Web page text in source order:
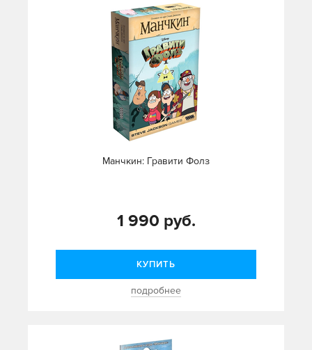
Манчкин: Гравити Фолз
1 990 руб.
КУПИТЬ
подробнее